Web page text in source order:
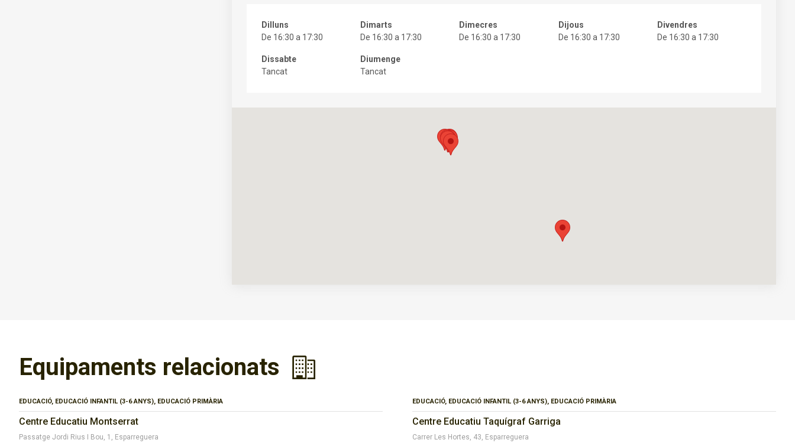
Dilluns
De 16:30 a 17:30
Dimarts
De 16:30 a 17:30
Dimecres
De 16:30 a 17:30
Dijous
De 16:30 a 17:30
Divendres
De 16:30 a 17:30
Dissabte
Tancat
Diumenge
Tancat
Equipaments relacionats
EDUCACIÓ, EDUCACIÓ INFANTIL (3-6 ANYS), EDUCACIÓ PRIMÀRIA
Centre Educatiu Montserrat
Passatge Jordi Rius I Bou, 1, Esparreguera
EDUCACIÓ, EDUCACIÓ INFANTIL (3-6 ANYS), EDUCACIÓ PRIMÀRIA
Centre Educatiu Taquígraf Garriga
Carrer Les Hortes, 43, Esparreguera